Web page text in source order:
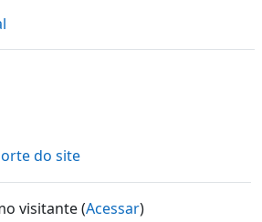
do site
visitante (Acessar)